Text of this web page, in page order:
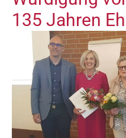
135 Jahren